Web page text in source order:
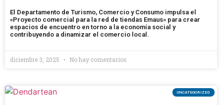
El Departamento de Turismo, Comercio y Consumo impulsa el
«Proyecto comercial para la red de tiendas Emaus» para crear
espacios de encuentro en torno a la economía social y
contribuyendo a dinamizar el comercio local.
diciembre 3, 2025 No hay comentarios
UNCATEGORIZED